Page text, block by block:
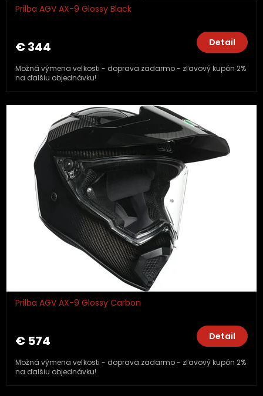
Prilba AGV AX-9 Glossy Black
€ 344 Detail
Možná výmena veľkosti - doprava zadarmo - zľavový kupón 2%
na ďalšiu objednávku!
Prilba AGV AX-9 Glossy Carbon
€ 574 Detail
Možná výmena veľkosti - doprava zadarmo - zľavový kupón 2%
na ďalšiu objednávku!